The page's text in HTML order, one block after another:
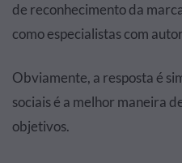
de reconhecimento da
como especialistas com
Obviamente, a resposta é
sociais é a melhor maneira
objetivos.